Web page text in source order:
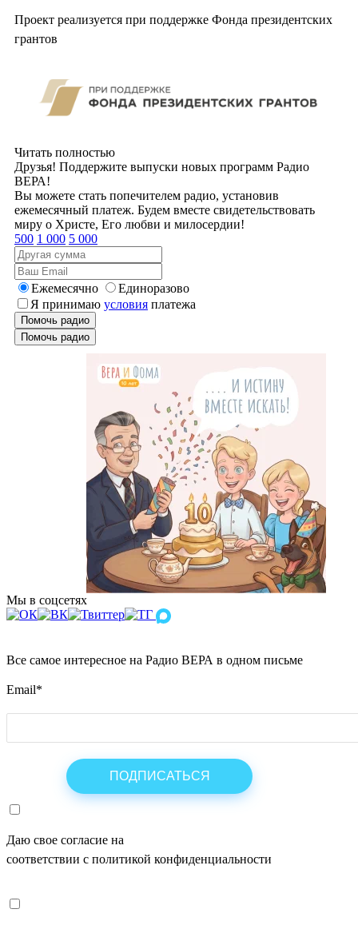
Проект реализуется при поддержке Фонда президентских
грантов
Читать полностью
Друзья! Поддержите выпуски новых программ Радио
ВЕРА!
Вы можете стать попечителем радио, установив
ежемесячный платеж. Будем вместе свидетельствовать
миру о Христе, Его любви и милосердии!
500 1 000 5 000
Ежемесячно
Единоразово
Я принимаю условия платежа
Помочь радио
Помочь радио
Мы в соцсетях
Все самое интересное на Радио ВЕРА в одном письме
Email*
Даю свое согласие на
соответствии с политикой конфиденциальности